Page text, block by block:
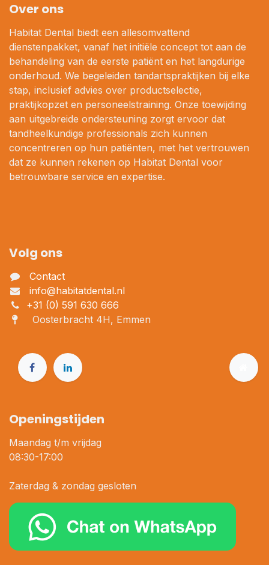
Over ons
Habitat Dental biedt een allesomvattend
dienstenpakket, vanaf het initiële concept tot aan de
behandeling van de eerste patiënt en het langdurige
onderhoud. We begeleiden tandartspraktijken bij elke
stap, inclusief advies over productselectie,
praktijkopzet en personeelstraining. Onze toewijding
aan uitgebreide ondersteuning zorgt ervoor dat
tandheelkundige professionals zich kunnen
concentreren op hun patiënten, met het vertrouwen
dat ze kunnen rekenen op Habitat Dental voor
betrouwbare service en expertise.
Volg ons
Contact
info@habitatdental.nl
+31 (0) 591 630 666
Oosterbracht 4H, Emmen
Openingstijden
Maandag t/m vrijdag
08:30-17:00
Zaterdag & zondag gesloten